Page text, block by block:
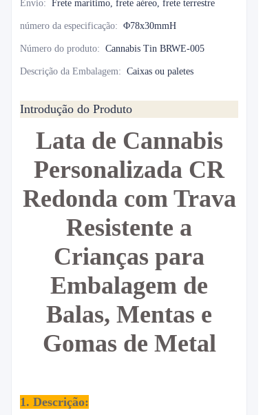
Envio: Frete marítimo, frete aéreo, frete terrestre
número da especificação: Φ78x30mmH
Número do produto: Cannabis Tin BRWE-005
Descrição da Embalagem: Caixas ou paletes
Introdução do Produto
Lata de Cannabis
Personalizada CR
Redonda com Trava
Resistente a
Crianças para
Embalagem de
Balas, Mentas e
Gomas de Metal
1. Descrição: